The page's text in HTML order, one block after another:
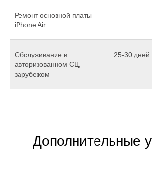
Ремонт основной платы
iPhone Air
Обслуживание в
авторизованном СЦ,
зарубежом
25-30 дней
Дополнительные